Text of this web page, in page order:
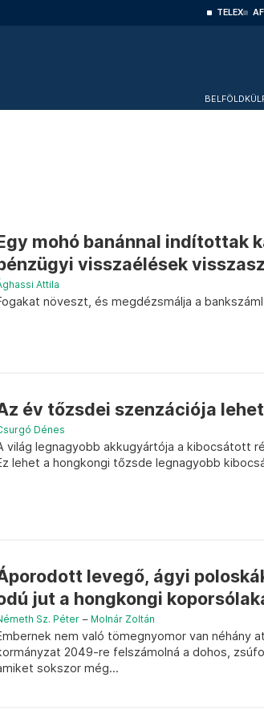
TELEX
BELFÖLD
mohó banánnal indítottak
visszaélések
Attila
növeszt, és megdézsmálja a
év tőzsdei szenzációja
Dénes
világ legnagyobb akkugyártója a kibocsátott
lehet a hongkongi tőzsde legnagyobb
levegő, ágyi
jut a hongkongi
Sz. Péter – Molnár Zoltán
nem való tömegnyomor van néhány
2049-re felszámolná a dohos,
sokszor még...